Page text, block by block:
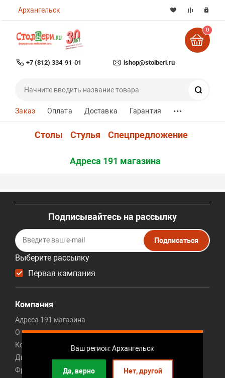
Архангельск
Ваш регион: Архангельск
Да, верно Нет, другой
+7 (812) 334-91-01 ishop@stolberi.ru
0
Заказ Оплата Доставка Гарантия ...
Столы Стулья Спецпредложение
Адреса 191 магазина
Подписывайтесь на рассылку
Выберите рассылку
Первая кампания
Подписаться
Компания
Адреса 191 магазина
О компании
Контакты
Дисконт центр мебели
Франшиза мебельного магазина